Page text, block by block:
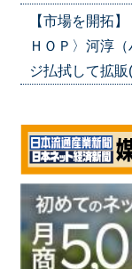
【市場を開拓
ＨＯＰ〉河淳
ジ払拭して拡